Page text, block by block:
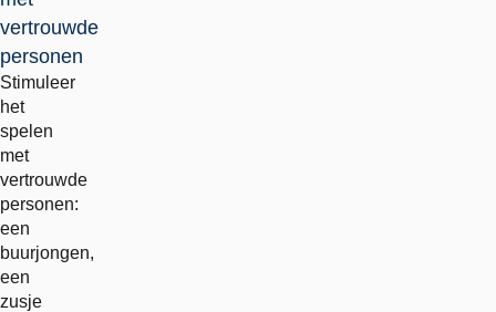
vertrouwde
personen
Stimuleer
het
spelen
met
vertrouwde
personen:
een
buurjongen,
een
zusje